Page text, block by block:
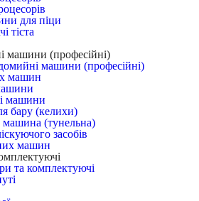
для піци
тіста
машини (професійні)
машини (професійні)
машин
машини
бару (келихи)
(тунельна)
засобів
машин
та комплектуючі